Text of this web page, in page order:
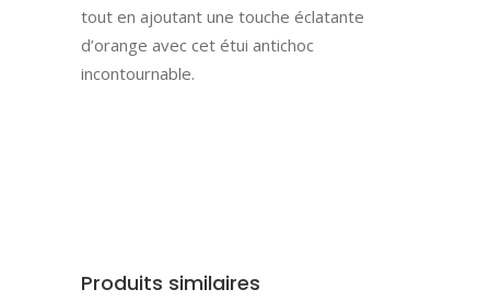
tout en ajoutant une touche éclatante
d’orange avec cet étui antichoc
incontournable.
Produits similaires